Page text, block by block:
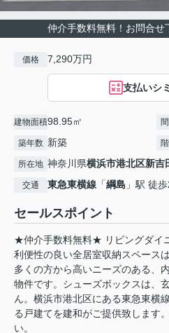
仲介手数料無料！お問合
価格 7,290万円
支払いシ
建物面積98.95㎡
築年数 新築
所在地 神奈川県横浜市港北区新吉
交通 東急東横線 「綱島 」駅 徒
セールスポイント
★仲介手数料無料★ リビングダイ
利便性の良い全居室収納スペース
多くの方から高いニーズのある、
物件です。シューズボックスは、
ん。横浜市港北区にある東急東横
る戸建てを建和がご提供致します
い。